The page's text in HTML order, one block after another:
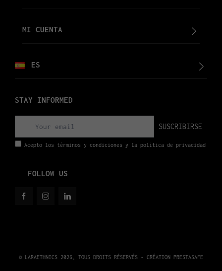
MI CUENTA
ES
STAY INFORMED
SUSCRIBIRSE
Acepto los términos y condiciones y la política de privacidad
FOLLOW US
© LARAETHNICS 2026, TOUS DROITS RÉSERVÉS - CRÉATION PRESTASAFE